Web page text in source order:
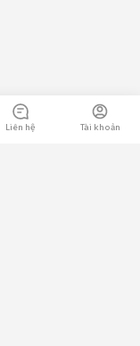
Liên hệ Tài khoản